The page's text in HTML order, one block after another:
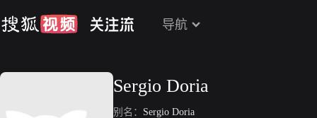
导航
Sergio Doria
别名： Sergio Doria